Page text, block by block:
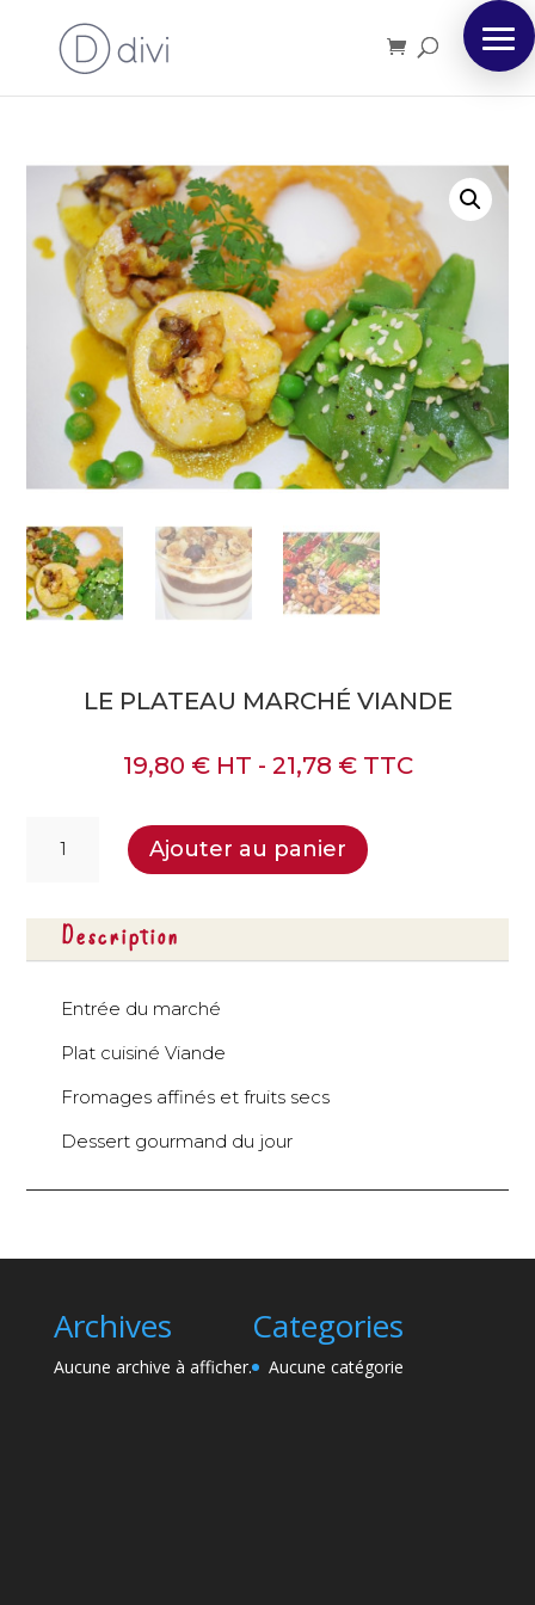
LE PLATEAU MARCHÉ VIANDE
19,80 € HT - 21,78 €TTC
Marché
Viande
Ajouter au panier
Description
Entrée du marché
Plat cuisiné Viande
Fromages affinés et fruits secs
Dessert gourmand du jour
Archives
Aucune archive à afficher.
Categories
Aucune catégorie